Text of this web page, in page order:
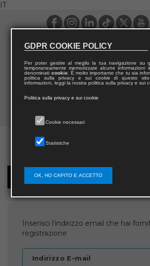
IT
Recupera username
Inserisci l'indirizzo email che hai
registrazione
Indirizzo E-mail
GDPR COOKIE POLICY
Per poter gestire al meglio la tua navigazione su
temporaneamente memorizzate alcune informazioni
denominati cookie. È molto importante che tu sia
politica sulla privacy e sui cookie di questo
informazioni, leggi la nostra politica sulla privacy e sui
Politica sulla privacy e sui cookie
Cookie necessari
Statistiche
OK, HO CAPITO E ACCETTO